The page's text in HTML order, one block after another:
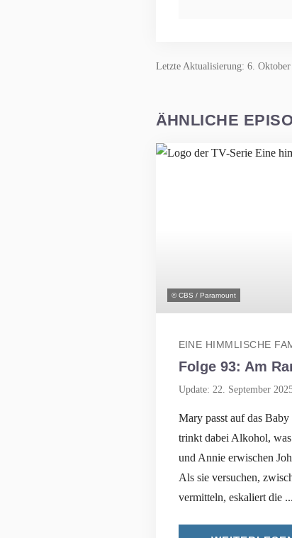
Letzte Aktualisierung: 6. Oktober
ÄHNLICHE
© CBS / Paramount
EINE HIMMLISCHE
Folge 93: Am
Update: 22. September
Mary passt auf das
trinkt dabei Alkohol,
und Annie erwischen
Als sie versuchen,
vermitteln, eskaliert die ...